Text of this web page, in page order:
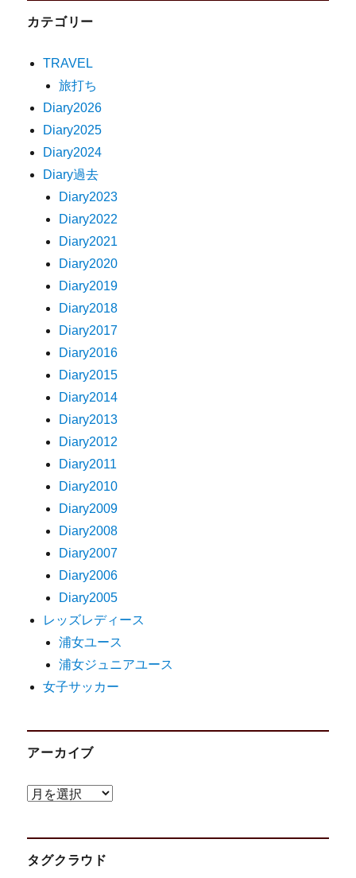
カテゴリー
TRAVEL
旅打ち
Diary2026
Diary2025
Diary2024
Diary過去
Diary2023
Diary2022
Diary2021
Diary2020
Diary2019
Diary2018
Diary2017
Diary2016
Diary2015
Diary2014
Diary2013
Diary2012
Diary2011
Diary2010
Diary2009
Diary2008
Diary2007
Diary2006
Diary2005
レッズレディース
浦女ユース
浦女ジュニアユース
女子サッカー
アーカイブ
ア
カ
イ
タグクラウド